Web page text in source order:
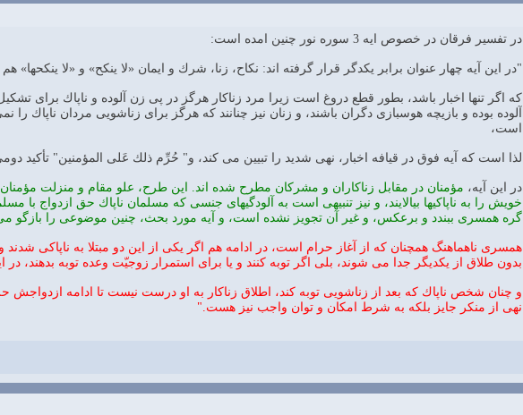
در تفسیر فرقان در خصوص ایه 3 سوره نور چنین امده است:
"در اين آيه چهار عنوان برابر يكدگر قرار گرفته اند: نكاح، زنا، شرك و ايمان «لا ينكح» و «لا
كه اگر تنها اخبار باشد، بطور قطع دروغ است زيرا مرد زناكار هرگز در پى زن آلوده و ناپاك براى
آلوده بوده و بازيچه هوسبازى دگران باشند، و زنان نيز چنانند كه هرگز براى زناشويى مردان ناپاك
است،
لذا است كه آيه فوق در قيافه اخبار، نهى شديد را تبيين مى كند، و" حُرِّم ذلك عَلى المؤمنين" تأكيد
در اين آيه، مؤمنان در مقابل زناكاران و مشركان مطرح شده اند. اين طرح، علو مقام و منزلت مؤمنان را
خويش را به ناپاكيها بيالايند، و نيز تنبيهى است به آلودگيهاى جنسى كه مسلمان ناپاك حق ازدواج با
گره همسرى ببندد و برعكس، و غير آن تجويز نشده است، و آيه مورد بحث، چنين موضوعى را بازگو
همسرى ناهماهنگ همچنان كه از آغاز حرام است، در ادامه هم اگر يكى از اين دو مبتلا به ناپاكى
بدون طلاق از يكديگر جدا مى شوند، بلى اگر توبه كنند و يا براى استمرار زوجيّت وعده توبه بدهند،
و چنان شخص ناپاك كه بعد از زناشويى توبه كند، اطلاق زناكار به او درست نيست تا ادامه ازدواجش
نهى از منكر جايز بلكه به شرط امكان و توان واجب نيز هست."